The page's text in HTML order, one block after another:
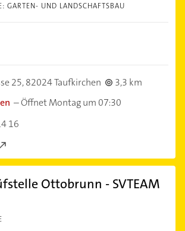
GARTEN- UND LANDSCHAFTSBAU
25,82024 Taufkirchen
3,3 km
–Öffnet Montag um 07:30
16
Ottobrunn - SVTEAM